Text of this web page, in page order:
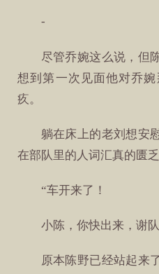
-
尽管乔婉这么说，但
想到第一次见面他对乔
疚。
躺在床上的老刘想安
在部队里的人词汇真的匮
“车开来了！
小陈，你快出来，谢
原本陈野已经站起来